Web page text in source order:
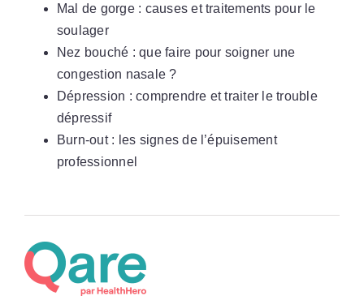
Mal de gorge : causes et traitements pour le
soulager
Nez bouché : que faire pour soigner une
congestion nasale ?
Dépression : comprendre et traiter le trouble
dépressif
Burn-out : les signes de l’épuisement
professionnel